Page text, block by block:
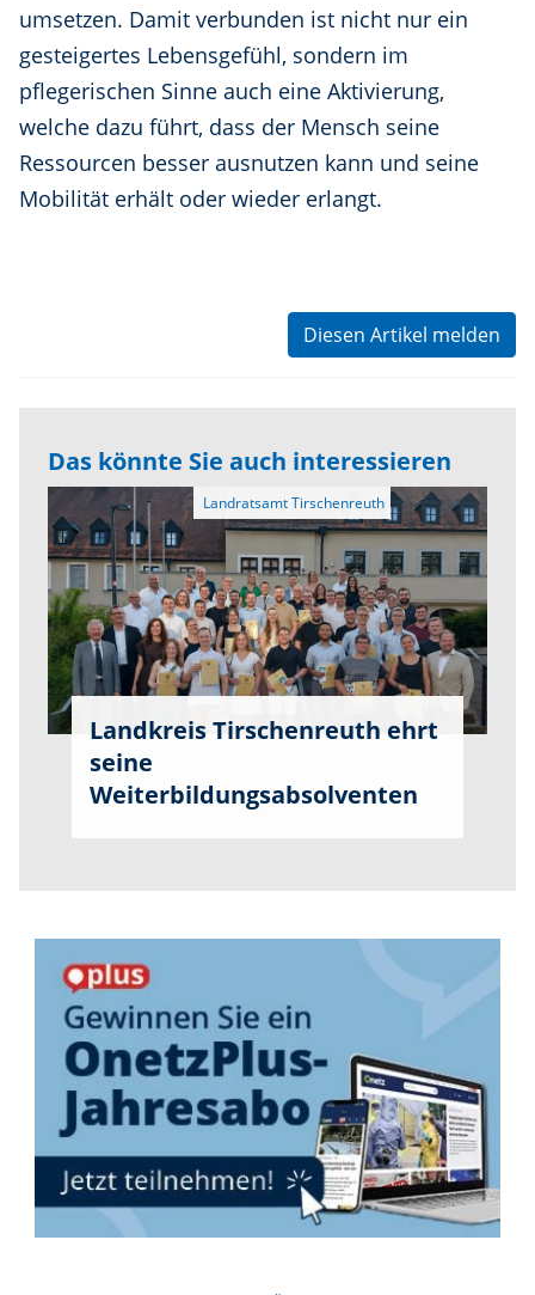
umsetzen. Damit verbunden ist nicht nur ein
gesteigertes Lebensgefühl, sondern im
pflegerischen Sinne auch eine Aktivierung,
welche dazu führt, dass der Mensch seine
Ressourcen besser ausnutzen kann und seine
Mobilität erhält oder wieder erlangt.
Diesen Artikel melden
Das könnte Sie auch interessieren
Landratsamt Tirschenreuth
Landkreis Tirschenreuth ehrt
seine
Weiterbildungsabsolventen